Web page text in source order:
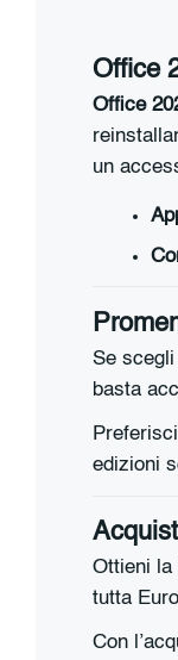
Office
Office
un
Se
basta
edizioni
Ottieni la
tutta
Con